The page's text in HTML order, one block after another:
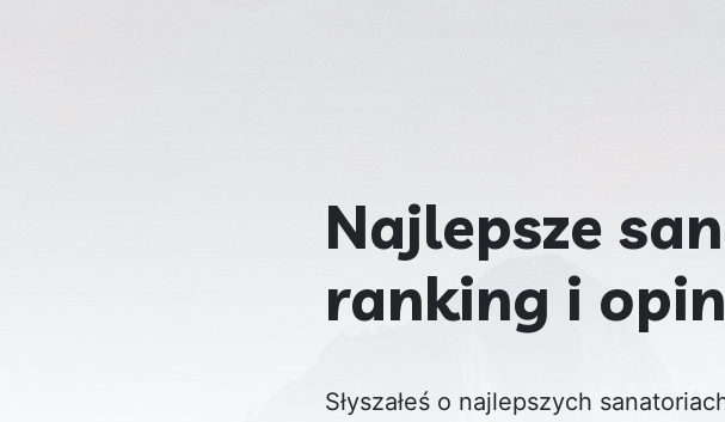
Najlepsze
ranking i
Słyszałeś o najlepszych